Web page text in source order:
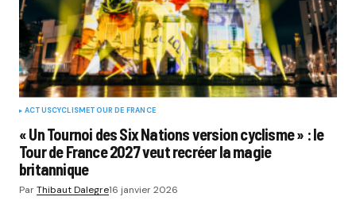
ACTUSCYCLISMETOUR DE FRANCE
« Un Tournoi des Six Nations version cyclisme » : le
Tour de France 2027 veut recréer la magie
britannique
ParThibaut Dalegre16 janvier 2026